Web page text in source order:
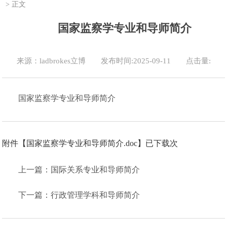
> 正文
国家监察学专业和导师简介
来源：ladbrokes立博 发布时间:2025-09-11 点击量:
国家监察学专业和导师简介
附件【 国家监察学专业和导师简介.doc】已下载次
上一篇：国际关系专业和导师简介
下一篇：行政管理学科和导师简介